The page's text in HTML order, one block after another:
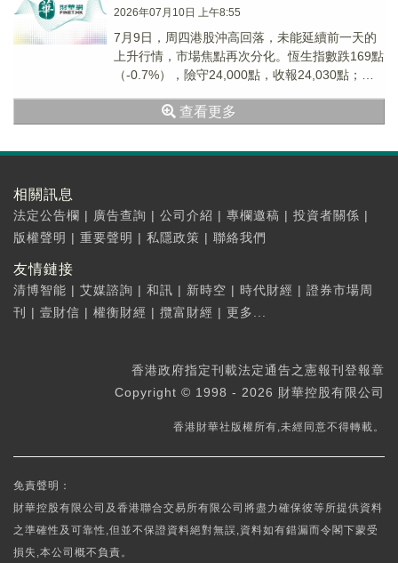
2026年07月10日 上午8:55
7月9日，周四港股沖高回落，未能延續前一天的
上升行情，市場焦點再次分化。恆生指數跌169點
（-0.7%），險守24,000點，收報24,030點；恆
查看更多
相關訊息
法定公告欄 | 廣告查詢 | 公司介紹 | 專欄邀稿 | 投資者關係 |
版權聲明 | 重要聲明 | 私隱政策 | 聯絡我們
友情鏈接
清博智能 | 艾媒諮詢 | 和訊 | 新時空 | 時代財經 | 證券市場周
刊
| 壹財信 | 權衡財經 | 攬富財經 | 更多...
香港政府指定刊載法定通告之憲報刊登報章
Copyright © 1998 - 2026 財華控股有限公司
香港財華社版權所有,未經同意不得轉載。
免責聲明：
財華控股有限公司及香港聯合交易所有限公司將盡力確保彼等所提供資料
之準確性及可靠性,但並不保證資料絕對無誤,資料如有錯漏而令閣下蒙受
損失,本公司概不負責。